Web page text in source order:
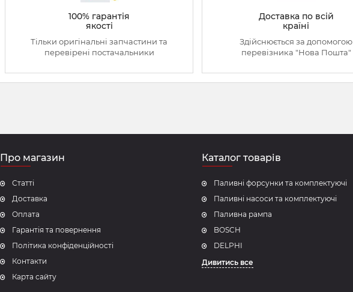
100% гарантія
якості
Тільки оригінальні запчастини та
перевірені постачальники
Доставка по всій
країні
Здійснюється за допомогою
перевізника "Нова Пошта"
Про магазин
Статті
Доставка
Оплата
Гарантія та повернення
Політика конфіденційності
Контакти
Карта сайту
Каталог товарів
Паливні форсунки та комплектуючі
Паливні насоси та комплектуючі
Паливна рампа
BOSCH
DELPHI
Дивитись все